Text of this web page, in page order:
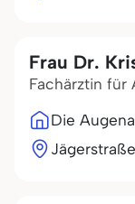
Frau Dr.
Fachärztin für
Die